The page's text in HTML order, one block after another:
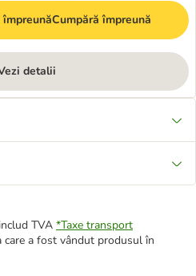
Cumpără împreună
detalii
TVA *Taxe transport
a fost vândut produsul în